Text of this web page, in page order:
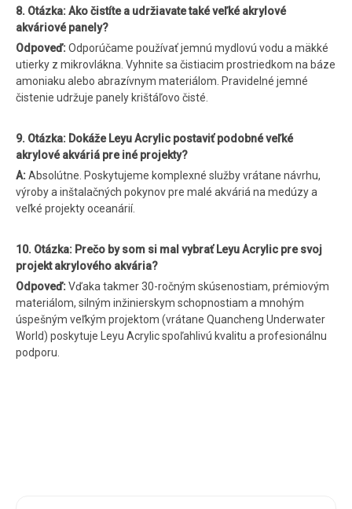
8. Otázka: Ako čistíte a udržiavate také veľké akrylové
akváriové panely?
Odpoveď:Odporúčame používať jemnú mydlovú vodu a mäkké
utierky z mikrovlákna. Vyhnite sa čistiacim prostriedkom na báze
amoniaku alebo abrazívnym materiálom. Pravidelné jemné
čistenie udržuje panely krištáľovo čisté.
9. Otázka: Dokáže Leyu Acrylic postaviť podobné veľké
akrylové akváriá pre iné projekty?
A:Absolútne. Poskytujeme komplexné služby vrátane návrhu,
výroby a inštalačných pokynov pre malé akváriá na medúzy a
veľké projekty oceanárií.
10. Otázka: Prečo by som si mal vybrať Leyu Acrylic pre svoj
projekt akrylového akvária?
Odpoveď:Vďaka takmer 30-ročným skúsenostiam, prémiovým
materiálom, silným inžinierskym schopnostiam a mnohým
úspešným veľkým projektom (vrátane Quancheng Underwater
World) poskytuje Leyu Acrylic spoľahlivú kvalitu a profesionálnu
podporu.